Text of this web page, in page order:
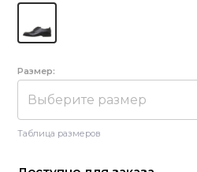
Размер:
Выберите размер
Таблица размеров